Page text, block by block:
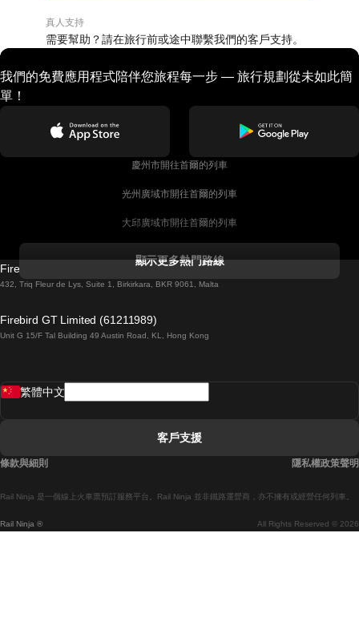
真人支持
需要幫助？請在旅行前或途中聯繫我們的客戶支持。
我們的免費應用程式陪伴您旅程每一步 — 旅行規劃從未如此簡
單！
慶州市開往首爾的列車
光州廣域市開往首爾的列車
大邱廣域市開往首爾的列車
都柏林開往戈尔韦的列車
羅馬開往拿坡里的列車
顯示更多熱門路線
Firebird GT Limited (OC 1451)
432, Triq Fleur de Lys, Suite 1, Birkirkara, BKR 9061, Malta
Firebird GT Limited (61211989)
Unit G 15/F Tal Building 49 Austin Road, KL, Hong Kong
Rail Ninja ® All Rights Reserved © 2026
Rail Ninja 是一個線上火車票預訂服務平台。Rail Ninja 並非鐵路運營商，亦不擁有或經營任何列車。
繁體中文
客戶支援
條款與細則 隱私權政策聲明